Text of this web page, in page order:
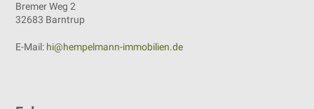
Bremer Weg 2
32683 Barntrup
E-Mail: hi@hempelmann-immobilien.de